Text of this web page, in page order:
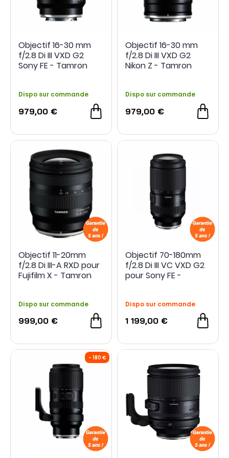
Objectif 16-30 mm
f/2.8 Di III VXD G2
Sony FE - Tamron
Dispo sur commande
979,00 €
Objectif 16-30 mm
f/2.8 Di III VXD G2
Nikon Z - Tamron
Dispo sur commande
979,00 €
Objectif 11-20mm
f/2.8 Di III-A RXD pour
Fujifilm X - Tamron
Dispo sur commande
999,00 €
Objectif 70-180mm
f/2.8 Di III VC VXD G2
pour Sony FE -
Dispo sur commande
1 199,00 €